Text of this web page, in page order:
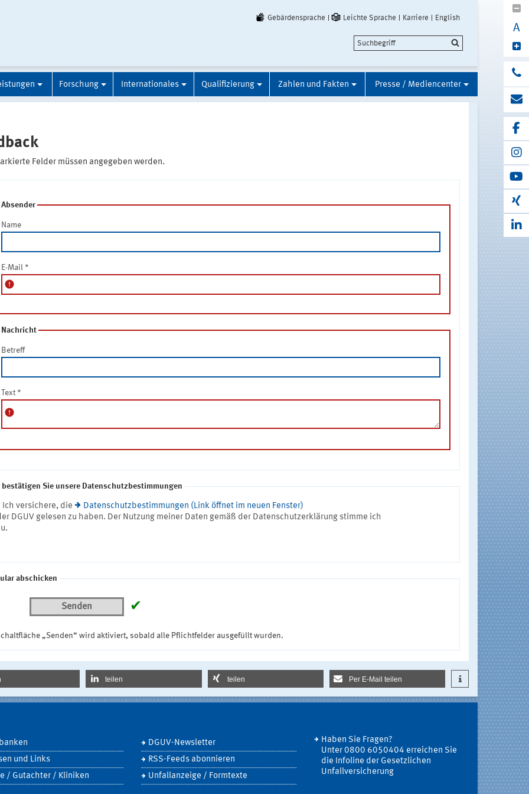
Gebärdensprache Leichte Sprache Karriere English
A
Forschung Internationales Qualifizierung Zahlen und Fakten Presse / Mediencenter
Felder müssen angegeben werden.
Absender
Name
E-Mail *
error
Nachricht
Betreff
Text *
error
Sie unsere Datenschutzbestimmungen
Ich versichere, die
Datenschutzbestimmungen (Link öffnet im neuen Fenster)
DGUV gelesen zu haben. Der Nutzung meiner Daten gemäß der Datenschutzerklärung stimme ich
abschicken
Senden ✔
„Senden“ wird aktiviert, sobald alle Pflichtfelder ausgefüllt wurden.
teilen teilen Per E-Mail teilen
und Links
/ Gutachter / Kliniken
DGUV-Newsletter
RSS-Feeds abonnieren
Unfallanzeige / Formtexte
Haben Sie Fragen?
Unter 0800 6050404 erreichen Sie
die Infoline der Gesetzlichen
Unfallversicherung